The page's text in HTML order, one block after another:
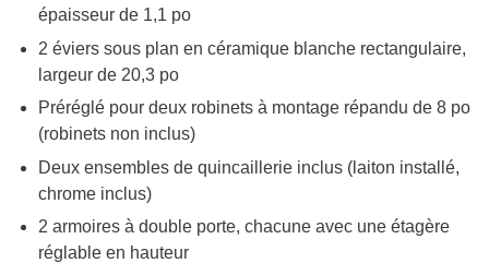
épaisseur de 1,1 po
2 éviers sous plan en céramique blanche rectangulaire,
largeur de 20,3 po
Préréglé pour deux robinets à montage répandu de 8 po
(robinets non inclus)
Deux ensembles de quincaillerie inclus (laiton installé,
chrome inclus)
2 armoires à double porte, chacune avec une étagère
réglable en hauteur